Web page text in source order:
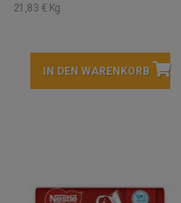
21,83 € Kg
IN DEN WARENKORB